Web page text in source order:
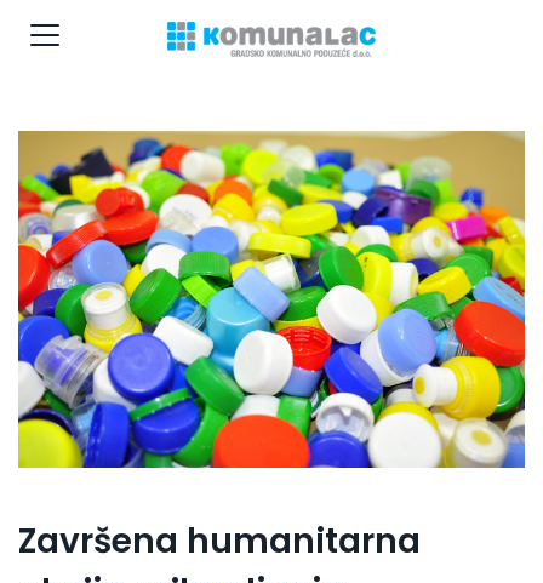
Završena humanitarna